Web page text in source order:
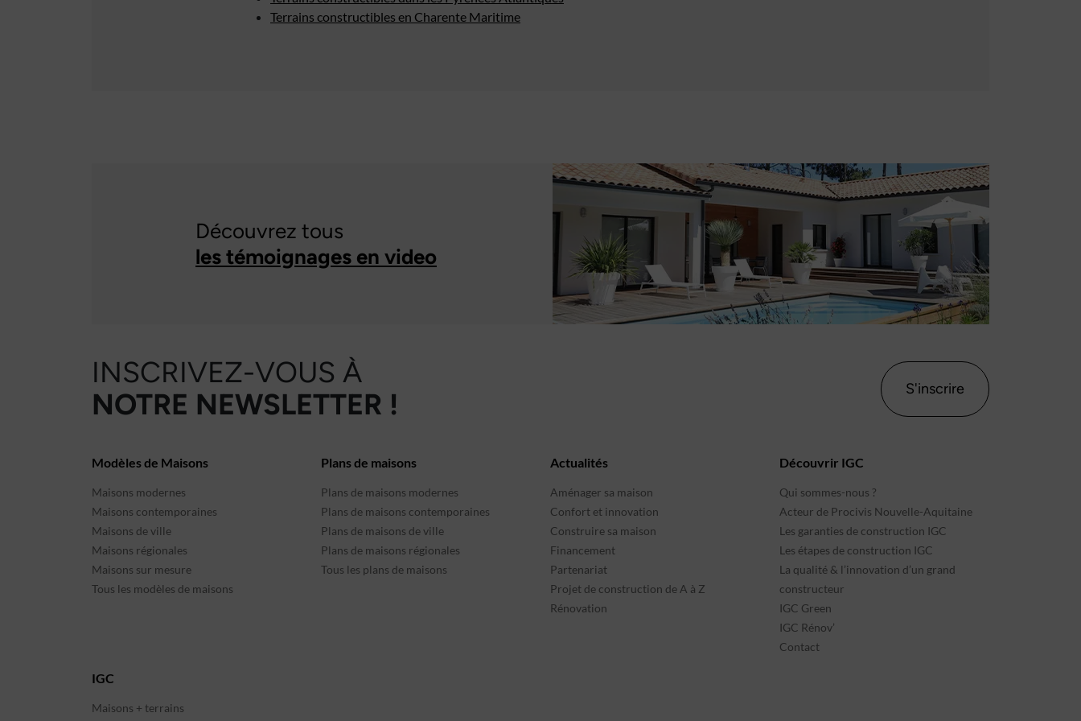
Terrains constructibles en Charente Maritime
Découvrez tous
les témoignages en video
INSCRIVEZ-VOUS À
NOTRE NEWSLETTER !
S'inscrire
Modèles de Maisons
Maisons modernes
Maisons contemporaines
Maisons de ville
Maisons régionales
Maisons sur mesure
Tous les modèles de maisons
Plans de maisons
Plans de maisons modernes
Plans de maisons contemporaines
Plans de maisons de ville
Plans de maisons régionales
Tous les plans de maisons
Actualités
Aménager sa maison
Confort et innovation
Construire sa maison
Financement
Partenariat
Projet de construction de A à Z
Rénovation
Découvrir IGC
Qui sommes-nous ?
Acteur de Procivis Nouvelle-Aquitaine
Les garanties de construction IGC
Les étapes de construction IGC
La qualité & l’innovation d’un grand
constructeur
IGC Green
IGC Rénov’
Contact
IGC
Maisons + terrains